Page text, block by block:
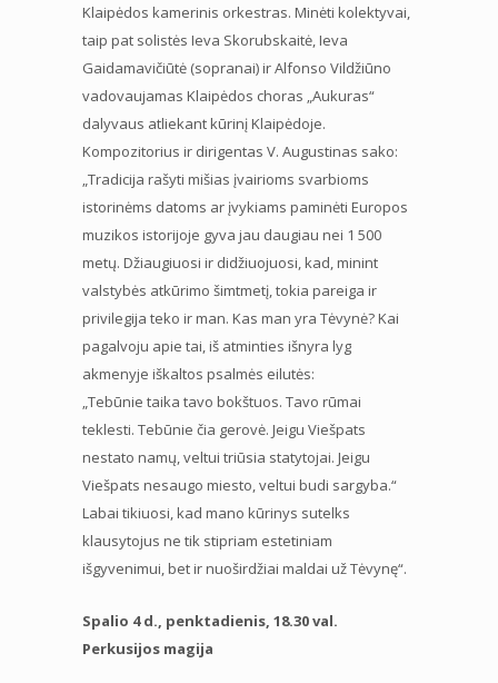
Klaipėdos kamerinis orkestras. Minėti kolektyvai,
taip pat solistės Ieva Skorubskaitė, Ieva
Gaidamavičiūtė (sopranai) ir Alfonso Vildžiūno
vadovaujamas Klaipėdos choras „Aukuras“
dalyvaus atliekant kūrinį Klaipėdoje.
Kompozitorius ir dirigentas V. Augustinas sako:
„Tradicija rašyti mišias įvairioms svarbioms
istorinėms datoms ar įvykiams paminėti Europos
muzikos istorijoje gyva jau daugiau nei 1 500
metų. Džiaugiuosi ir didžiuojuosi, kad, minint
valstybės atkūrimo šimtmetį, tokia pareiga ir
privilegija teko ir man. Kas man yra Tėvynė? Kai
pagalvoju apie tai, iš atminties išnyra lyg
akmenyje iškaltos psalmės eilutės:
„Tebūnie taika tavo bokštuos. Tavo rūmai
teklesti. Tebūnie čia gerovė. Jeigu Viešpats
nestato namų, veltui triūsia statytojai. Jeigu
Viešpats nesaugo miesto, veltui budi sargyba.“
Labai tikiuosi, kad mano kūrinys sutelks
klausytojus ne tik stipriam estetiniam
išgyvenimui, bet ir nuoširdžiai maldai už Tėvynę“.
Spalio 4 d., penktadienis, 18.30 val.
Perkusijos magija